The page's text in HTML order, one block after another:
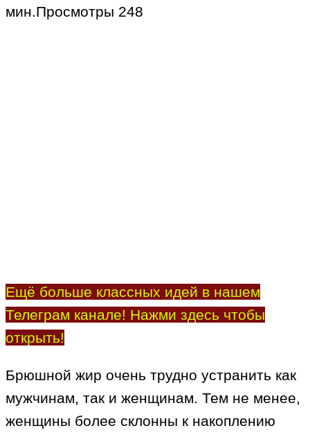
мин.Просмотры 248
Ещё больше классных идей в нашем
Телеграм канале! Нажми здесь чтобы
открыть!
Брюшной жир очень трудно устранить как
мужчинам, так и женщинам. Тем не менее,
женщины более склонны к накоплению